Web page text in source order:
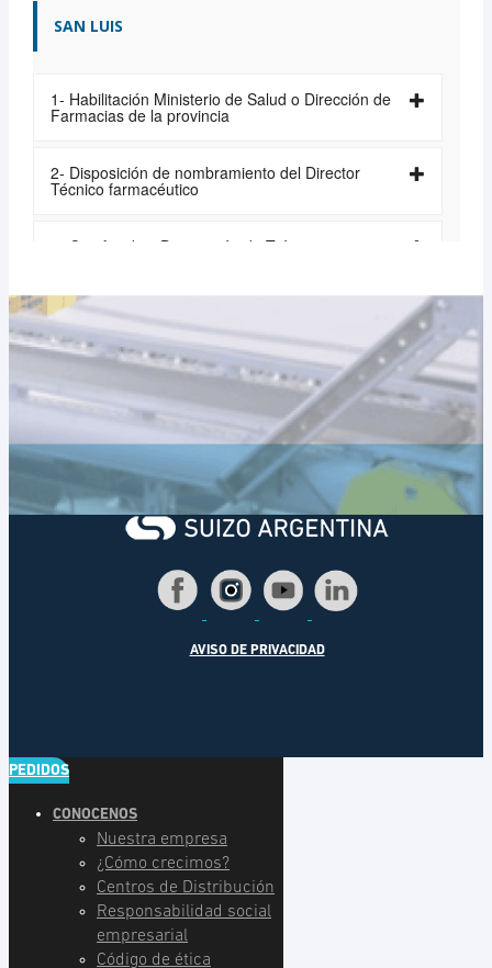
AVISO DE PRIVACIDAD
PEDIDOS
CONOCENOS
Nuestra empresa
¿Cómo crecimos?
Centros de Distribución
Responsabilidad social
empresarial
Código de ética